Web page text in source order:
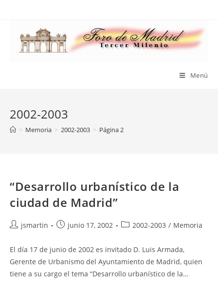
Menú
2002-2003
> Memoria > 2002-2003 > Página 2
“Desarrollo urbanístico de la
ciudad de Madrid”
Autor
la
entrada:
jsmartin
Publicación
la
entrada:
junio 17, 2002
Categoría
la
entrada:
2002-2003 / Memoria
El día 17 de junio de 2002 es invitado D. Luis Armada,
Gerente de Urbanismo del Ayuntamiento de Madrid, quien
tiene a su cargo el tema “Desarrollo urbanístico de la…